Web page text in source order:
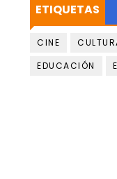
ETIQUETAS
CINE
EDUCACIÓN